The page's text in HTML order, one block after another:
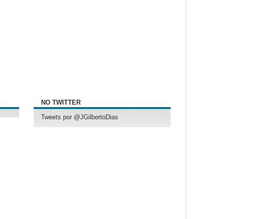
NO TWITTER
Tweets por @JGilbertoDias